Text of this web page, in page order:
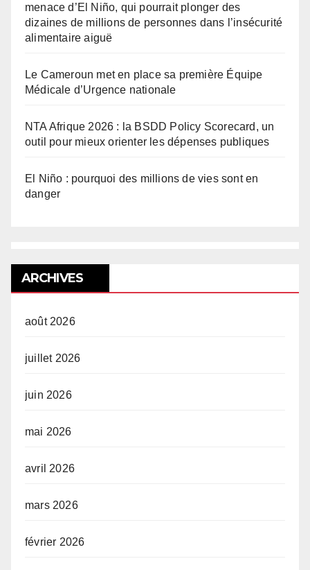
menace d’El Niño, qui pourrait plonger des
dizaines de millions de personnes dans l’insécurité
alimentaire aiguë
Le Cameroun met en place sa première Équipe
Médicale d’Urgence nationale
NTA Afrique 2026 : la BSDD Policy Scorecard, un
outil pour mieux orienter les dépenses publiques
El Niño : pourquoi des millions de vies sont en
danger
ARCHIVES
août 2026
juillet 2026
juin 2026
mai 2026
avril 2026
mars 2026
février 2026